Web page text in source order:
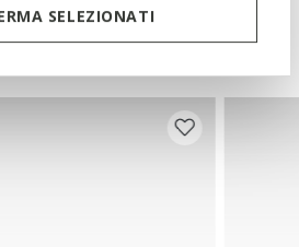
SELEZIONATI
aussi aimer